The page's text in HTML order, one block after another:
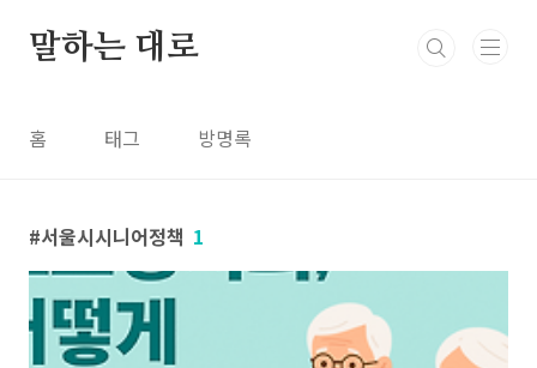
말하는 대로
홈 태그 방명록
서울시시니어정책 1